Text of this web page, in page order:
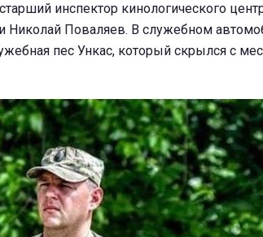
инспектор кинологического
Николай Поваляев. В служебном
пес Ункас, который скрылся с